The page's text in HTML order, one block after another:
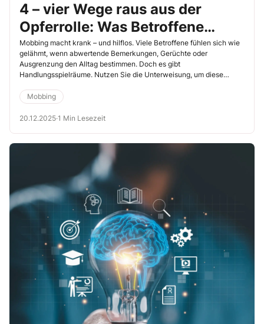
4 – vier Wege raus aus der
Opferrolle: Was Betroffene
selbst tun können
Mobbing macht krank – und hilflos. Viele Betroffene fühlen sich wie
gelähmt, wenn abwertende Bemerkungen, Gerüchte oder
Ausgrenzung den Alltag bestimmen. Doch es gibt
Handlungsspielräume. Nutzen Sie die Unterweisung, um diese
Mobbing
20.12.2025·1 Min Lesezeit